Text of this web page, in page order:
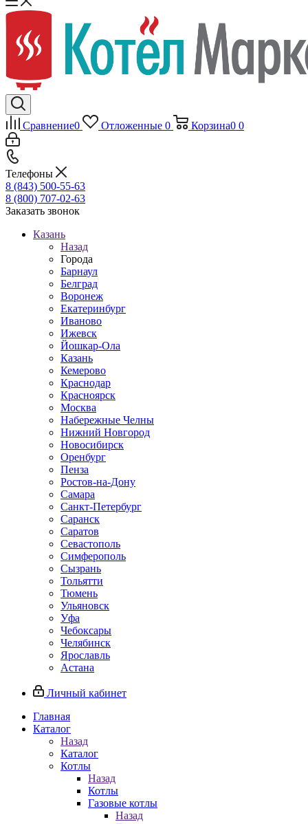
Сравнение0 Отложенные 0 Корзина0 0
Телефоны
8 (843) 500-55-63
8 (800) 707-02-63
Заказать звонок
Казань
Назад
Города
Барнаул
Белград
Воронеж
Екатеринбург
Иваново
Ижевск
Йошкар-Ола
Казань
Кемерово
Краснодар
Красноярск
Москва
Набережные Челны
Нижний Новгород
Новосибирск
Оренбург
Пенза
Ростов-на-Дону
Самара
Санкт-Петербург
Саранск
Саратов
Севастополь
Симферополь
Сызрань
Тольятти
Тюмень
Ульяновск
Уфа
Чебоксары
Челябинск
Ярославль
Астана
Личный кабинет
Главная
Каталог
Назад
Каталог
Котлы
Назад
Котлы
Газовые котлы
Назад